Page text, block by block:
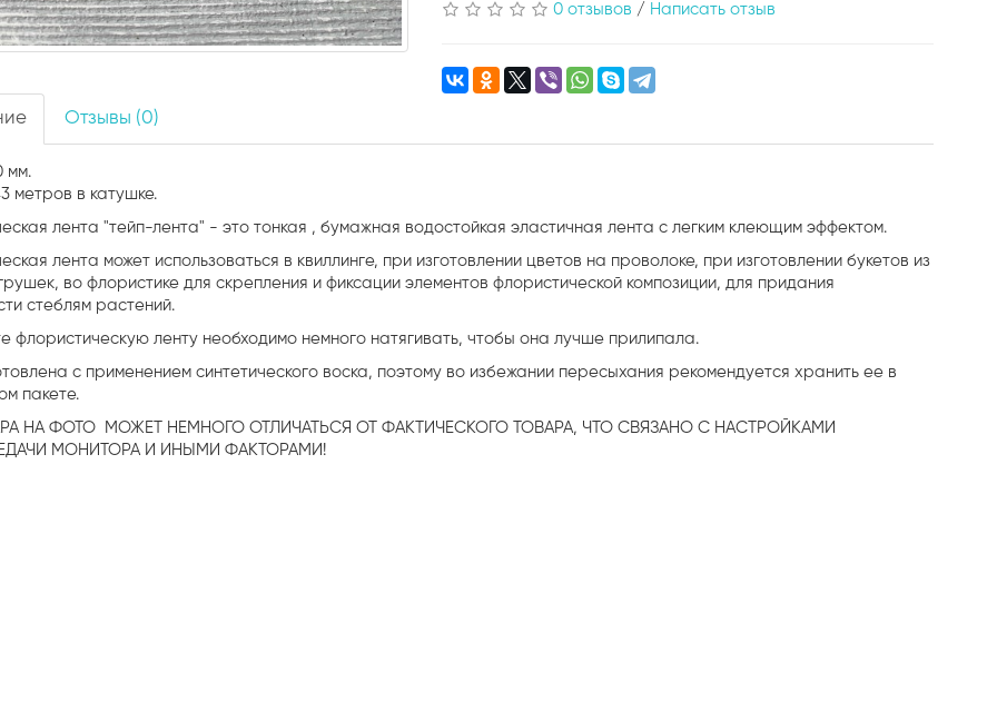
0 отзывов / Написать отзыв
Отзывы (0)
мм.
метров в катушке.
лента "тейп-лента" - это тонкая , бумажная водостойкая эластичная лента с легким клеющим эффектом.
лента может использоваться в квиллинге, при изготовлении цветов на проволоке, при изготовлении букетов из
во флористике для скрепления и фиксации элементов флористической композиции, для придания
стеблям растений.
флористическую ленту необходимо немного натягивать, чтобы она лучше прилипала.
с применением синтетического воска, поэтому во избежании пересыхания рекомендуется хранить ее в
пакете.
НА ФОТО МОЖЕТ НЕМНОГО ОТЛИЧАТЬСЯ ОТ ФАКТИЧЕСКОГО ТОВАРА, ЧТО СВЯЗАНО С НАСТРОЙКАМИ
МОНИТОРА И ИНЫМИ ФАКТОРАМИ!